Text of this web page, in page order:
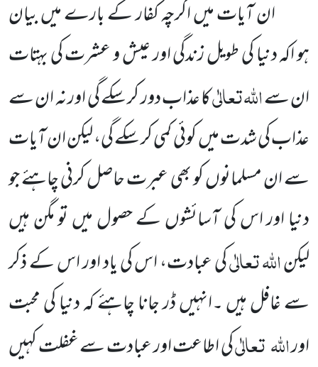
ان آیات میں اگرچہ کفار کے بارے میں بیان
ہو اکہ دنیا کی طویل زندگی اور عیش و عشرت کی بہتات
ان سےاللہتعالٰیکا عذاب دور کر سکے گی اور نہ ان سے
عذاب کی شدت میں کوئی کمی کر سکے گی، لیکن ان آیات
سے ان مسلمانوں کو بھی عبرت حاصل کرنی چاہئے جو
دنیا اور اس کی آسائشوں کے حصول میں تو مگن ہیں
لیکناللہتعالٰیکی عبادت، اس کی یاد اور اس کے ذکر
سے غافل ہیں ۔انہیں ڈر جانا چاہئے کہ دنیا کی محبت
اوراللہتعالٰیکی اطاعت اور عبادت سے غفلت کہیں